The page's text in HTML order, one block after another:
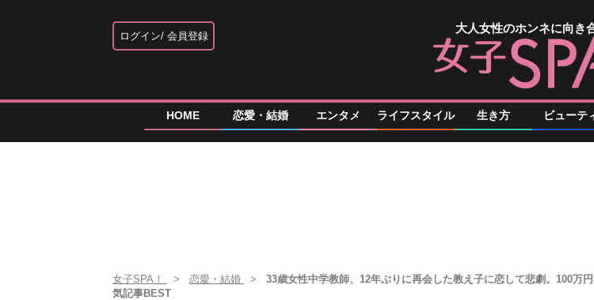
ログイン 会員登録
大人女性のホンネに向き
HOME 恋愛・結婚 エンタメ ライフスタイル 生き方 ビューテ
女子SPA！ 恋愛・結婚
33歳女性中学教師、12年ぶりに再会した教え子に恋して悲劇。100万
気記事BEST